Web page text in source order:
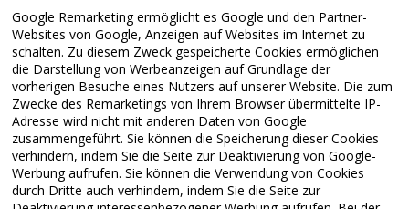
Google Remarketing ermöglicht es Google und den Partner-
Websites von Google, Anzeigen auf Websites im Internet zu
schalten. Zu diesem Zweck gespeicherte Cookies ermöglichen
die Darstellung von Werbeanzeigen auf Grundlage der
vorherigen Besuche eines Nutzers auf unserer Website. Die zum
Zwecke des Remarketings von Ihrem Browser übermittelte IP-
Adresse wird nicht mit anderen Daten von Google
zusammengeführt. Sie können die Speicherung dieser Cookies
verhindern, indem Sie die Seite zur Deaktivierung von Google-
Werbung aufrufen. Sie können die Verwendung von Cookies
durch Dritte auch verhindern, indem Sie die Seite zur